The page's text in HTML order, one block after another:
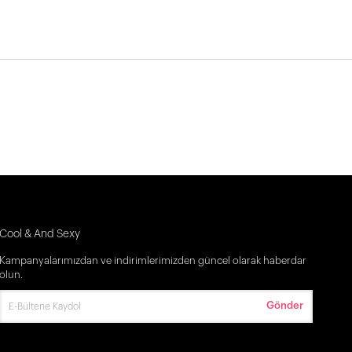
Cool & And Sexy
Kampanyalarımızdan ve indirimlerimizden güncel olarak haberdar
olun.
Gönder